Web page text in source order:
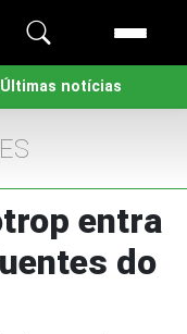
Últimas notícias
entra
do